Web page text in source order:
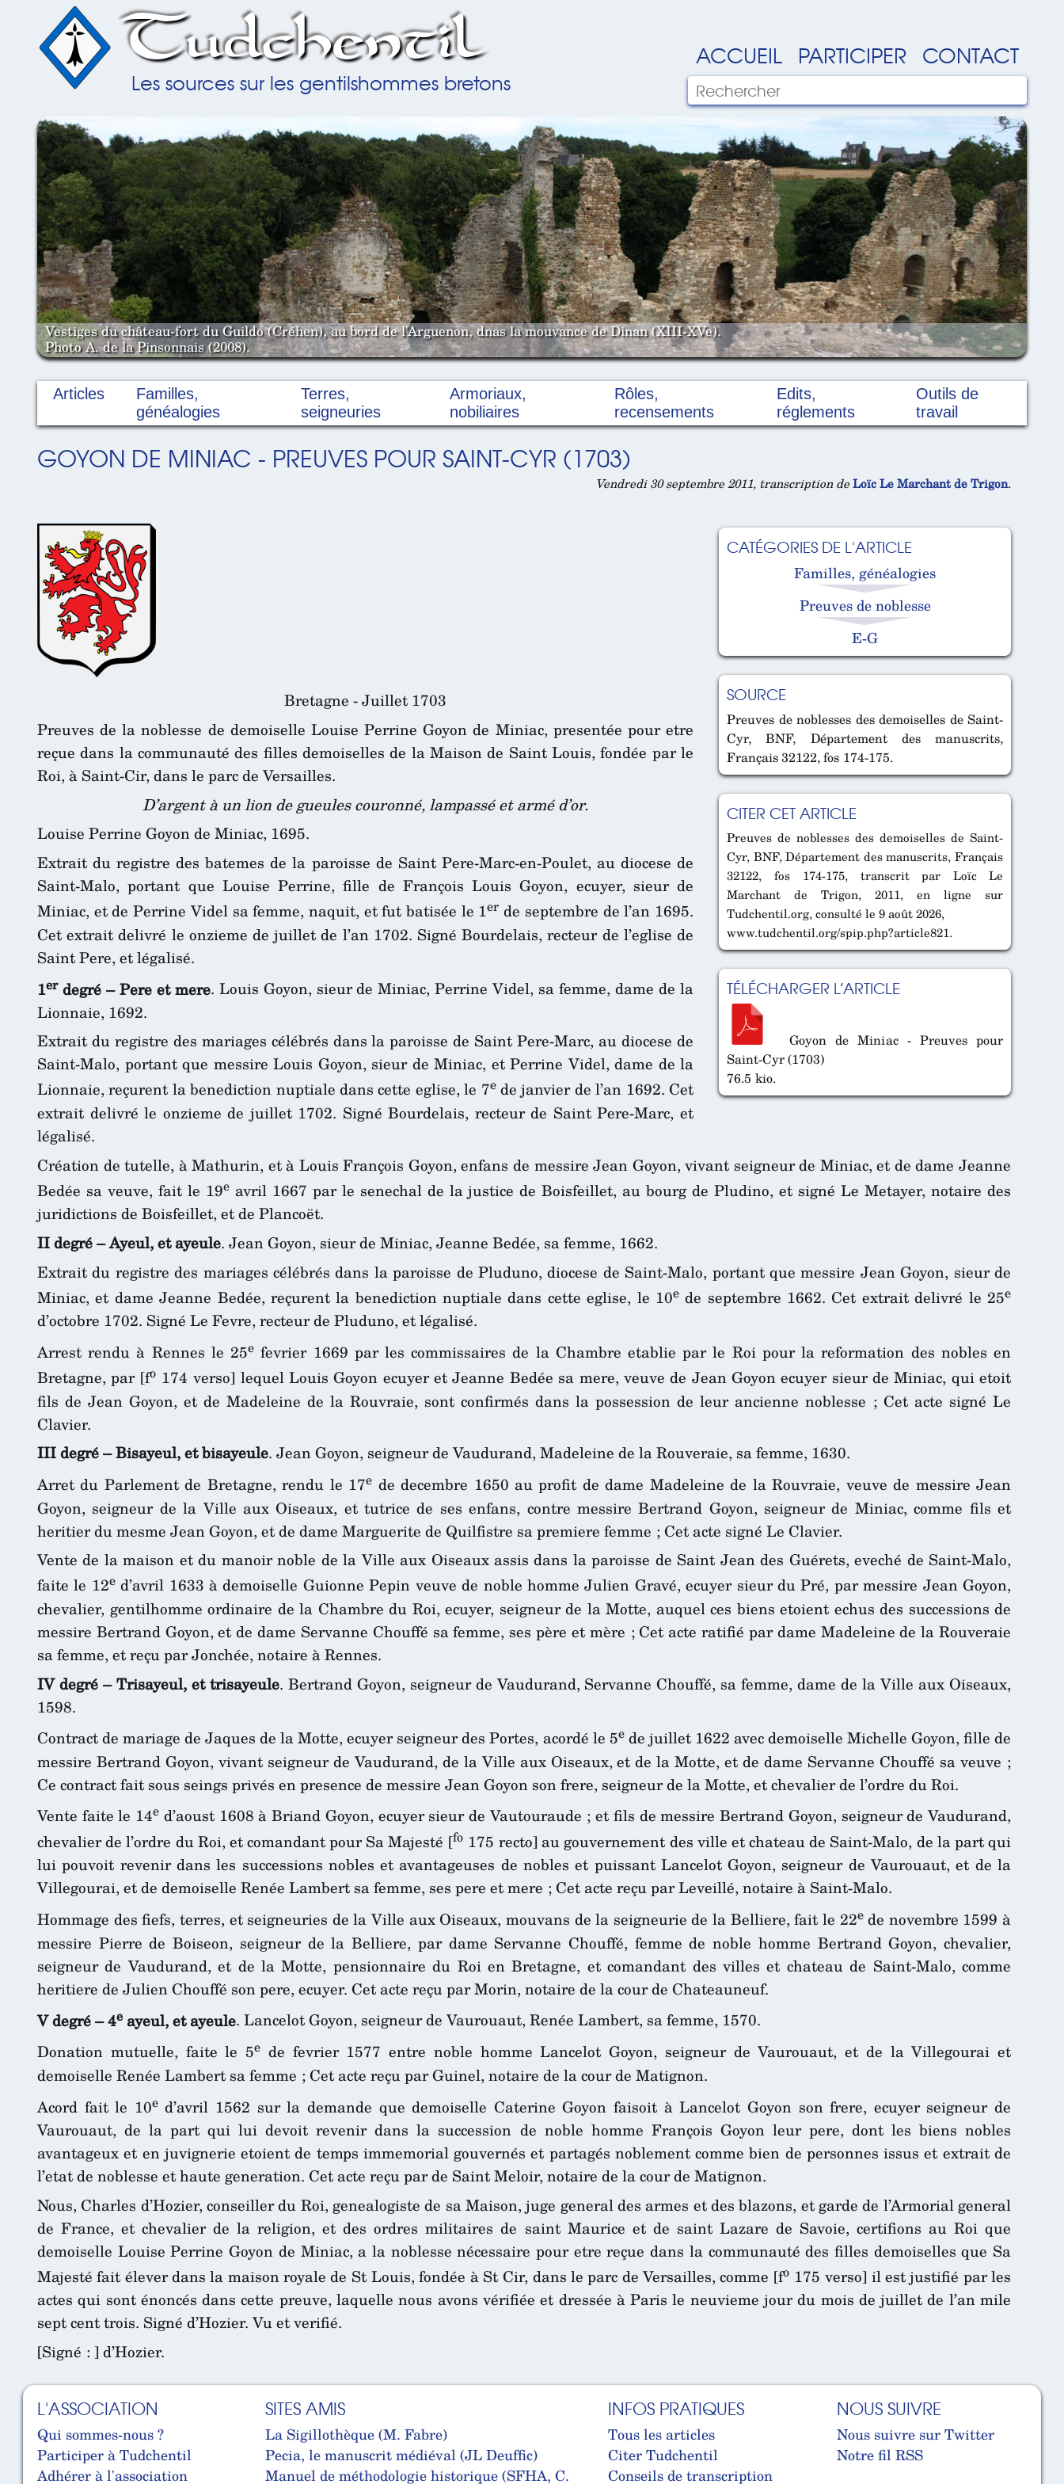
Tudchentil
Les sources sur les gentilshommes bretons
ACCUEIL PARTICIPER CONTACT
Vestiges du château-fort du Guildo (Créhen), au bord de l'Arguenon, dnas la mouvance de Dinan (XIII-XVe).
Photo A. de la Pinsonnais (2008).
Articles
Familles,
généalogies
Terres,
seigneuries
Armoriaux,
nobiliaires
Rôles,
recensements
Edits,
réglements
Outils de
travail
GOYON DE MINIAC - PREUVES POUR SAINT-CYR (1703)
Vendredi 30 septembre 2011, transcription deLoïc Le Marchant de Trigon.
CATÉGORIES DE L'ARTICLE
Familles, généalogies
Preuves de noblesse
E-G
SOURCE
Preuves de noblesses des demoiselles de Saint-
Cyr, BNF, Département des manuscrits,
Français 32122, fos 174-175.
CITER CET ARTICLE
Preuves de noblesses des demoiselles de Saint-
Cyr, BNF, Département des manuscrits, Français
32122, fos 174-175, transcrit par Loïc Le
Marchant de Trigon, 2011, en ligne sur
Tudchentil.org, consulté le 9 août 2026,
www.tudchentil.org/spip.php?article821.
TÉLÉCHARGER L’ARTICLE
Goyon de Miniac - Preuves pour
Saint-Cyr (1703)
76.5 kio.
Bretagne - Juillet 1703
Preuves de la noblesse de demoiselle Louise Perrine Goyon de Miniac, presentée pour etre
reçue dans la communauté des filles demoiselles de la Maison de Saint Louis, fondée par le
Roi, à Saint-Cir, dans le parc de Versailles.
D’argent à un lion de gueules couronné, lampassé et armé d’or.
Louise Perrine Goyon de Miniac, 1695.
Extrait du registre des batemes de la paroisse de Saint Pere-Marc-en-Poulet, au diocese de
Saint-Malo, portant que Louise Perrine, fille de François Louis Goyon, ecuyer, sieur de
Miniac, et de Perrine Videl sa femme, naquit, et fut batisée le 1er de septembre de l’an 1695.
Cet extrait delivré le onzieme de juillet de l’an 1702. Signé Bourdelais, recteur de l’eglise de
Saint Pere, et légalisé.
1erdegré – Pere et mere. Louis Goyon, sieur de Miniac, Perrine Videl, sa femme, dame de la
Lionnaie, 1692.
Extrait du registre des mariages célébrés dans la paroisse de Saint Pere-Marc, au diocese de
Saint-Malo, portant que messire Louis Goyon, sieur de Miniac, et Perrine Videl, dame de la
Lionnaie, reçurent la benediction nuptiale dans cette eglise, le 7ede janvier de l’an 1692. Cet
extrait delivré le onzieme de juillet 1702. Signé Bourdelais, recteur de Saint Pere-Marc, et
légalisé.
Création de tutelle, à Mathurin, et à Louis François Goyon, enfans de messire Jean Goyon, vivant seigneur de Miniac, et de dame Jeanne
Bedée sa veuve, fait le 19eavril 1667 par le senechal de la justice de Boisfeillet, au bourg de Pludino, et signé Le Metayer, notaire des
juridictions de Boisfeillet, et de Plancoët.
II degré – Ayeul, et ayeule. Jean Goyon, sieur de Miniac, Jeanne Bedée, sa femme, 1662.
Extrait du registre des mariages célébrés dans la paroisse de Pluduno, diocese de Saint-Malo, portant que messire Jean Goyon, sieur de
Miniac, et dame Jeanne Bedée, reçurent la benediction nuptiale dans cette eglise, le 10ede septembre 1662. Cet extrait delivré le 25e
d’octobre 1702. Signé Le Fevre, recteur de Pluduno, et légalisé.
Arrest rendu à Rennes le 25e fevrier 1669 par les commissaires de la Chambre etablie par le Roi pour la reformation des nobles en
Bretagne, par [fo174 verso] lequel Louis Goyon ecuyer et Jeanne Bedée sa mere, veuve de Jean Goyon ecuyer sieur de Miniac, qui etoit
fils de Jean Goyon, et de Madeleine de la Rouvraie, sont confirmés dans la possession de leur ancienne noblesse ; Cet acte signé Le
Clavier.
III degré – Bisayeul, et bisayeule. Jean Goyon, seigneur de Vaudurand, Madeleine de la Rouveraie, sa femme, 1630.
Arret du Parlement de Bretagne, rendu le 17e de decembre 1650 au profit de dame Madeleine de la Rouvraie, veuve de messire Jean
Goyon, seigneur de la Ville aux Oiseaux, et tutrice de ses enfans, contre messire Bertrand Goyon, seigneur de Miniac, comme fils et
heritier du mesme Jean Goyon, et de dame Marguerite de Quilfistre sa premiere femme ; Cet acte signé Le Clavier.
Vente de la maison et du manoir noble de la Ville aux Oiseaux assis dans la paroisse de Saint Jean des Guérets, eveché de Saint-Malo,
faite le 12ed’avril 1633 à demoiselle Guionne Pepin veuve de noble homme Julien Gravé, ecuyer sieur du Pré, par messire Jean Goyon,
chevalier, gentilhomme ordinaire de la Chambre du Roi, ecuyer, seigneur de la Motte, auquel ces biens etoient echus des successions de
messire Bertrand Goyon, et de dame Servanne Chouffé sa femme, ses père et mère ; Cet acte ratifié par dame Madeleine de la Rouveraie
sa femme, et reçu par Jonchée, notaire à Rennes.
IV degré – Trisayeul, et trisayeule. Bertrand Goyon, seigneur de Vaudurand, Servanne Chouffé, sa femme, dame de la Ville aux Oiseaux,
1598.
Contract de mariage de Jaques de la Motte, ecuyer seigneur des Portes, acordé le 5ede juillet 1622 avec demoiselle Michelle Goyon, fille de
messire Bertrand Goyon, vivant seigneur de Vaudurand, de la Ville aux Oiseaux, et de la Motte, et de dame Servanne Chouffé sa veuve ;
Ce contract fait sous seings privés en presence de messire Jean Goyon son frere, seigneur de la Motte, et chevalier de l’ordre du Roi.
Vente faite le 14e d’aoust 1608 à Briand Goyon, ecuyer sieur de Vautouraude ; et fils de messire Bertrand Goyon, seigneur de Vaudurand,
chevalier de l’ordre du Roi, et comandant pour Sa Majesté [fo175 recto] au gouvernement des ville et chateau de Saint-Malo, de la part qui
lui pouvoit revenir dans les successions nobles et avantageuses de nobles et puissant Lancelot Goyon, seigneur de Vaurouaut, et de la
Villegourai, et de demoiselle Renée Lambert sa femme, ses pere et mere ; Cet acte reçu par Leveillé, notaire à Saint-Malo.
Hommage des fiefs, terres, et seigneuries de la Ville aux Oiseaux, mouvans de la seigneurie de la Belliere, fait le 22ede novembre 1599 à
messire Pierre de Boiseon, seigneur de la Belliere, par dame Servanne Chouffé, femme de noble homme Bertrand Goyon, chevalier,
seigneur de Vaudurand, et de la Motte, pensionnaire du Roi en Bretagne, et comandant des villes et chateau de Saint-Malo, comme
heritiere de Julien Chouffé son pere, ecuyer. Cet acte reçu par Morin, notaire de la cour de Chateauneuf.
V degré – 4e ayeul, et ayeule. Lancelot Goyon, seigneur de Vaurouaut, Renée Lambert, sa femme, 1570.
Donation mutuelle, faite le 5e de fevrier 1577 entre noble homme Lancelot Goyon, seigneur de Vaurouaut, et de la Villegourai et
demoiselle Renée Lambert sa femme ; Cet acte reçu par Guinel, notaire de la cour de Matignon.
Acord fait le 10ed’avril 1562 sur la demande que demoiselle Caterine Goyon faisoit à Lancelot Goyon son frere, ecuyer seigneur de
Vaurouaut, de la part qui lui devoit revenir dans la succession de noble homme François Goyon leur pere, dont les biens nobles
avantageux et en juvignerie etoient de temps immemorial gouvernés et partagés noblement comme bien de personnes issus et extrait de
l’etat de noblesse et haute generation. Cet acte reçu par de Saint Meloir, notaire de la cour de Matignon.
Nous, Charles d’Hozier, conseiller du Roi, genealogiste de sa Maison, juge general des armes et des blazons, et garde de l’Armorial general
de France, et chevalier de la religion, et des ordres militaires de saint Maurice et de saint Lazare de Savoie, certifions au Roi que
demoiselle Louise Perrine Goyon de Miniac, a la noblesse nécessaire pour etre reçue dans la communauté des filles demoiselles que Sa
Majesté fait élever dans la maison royale de St Louis, fondée à St Cir, dans le parc de Versailles, comme [fo175 verso] il est justifié par les
actes qui sont énoncés dans cette preuve, laquelle nous avons vérifiée et dressée à Paris le neuvieme jour du mois de juillet de l’an mile
sept cent trois. Signé d’Hozier. Vu et verifié.
[Signé : ] d’Hozier.
L'ASSOCIATION
Qui sommes-nous ?
Participer à Tudchentil
Adhérer à l'association
SITES AMIS
La Sigillothèque (M. Fabre)
Pecia, le manuscrit médiéval (JL Deuffic)
Manuel de méthodologie historique (SFHA, C.
INFOS PRATIQUES
Tous les articles
Citer Tudchentil
Conseils de transcription
NOUS SUIVRE
Nous suivre sur Twitter
Notre fil RSS